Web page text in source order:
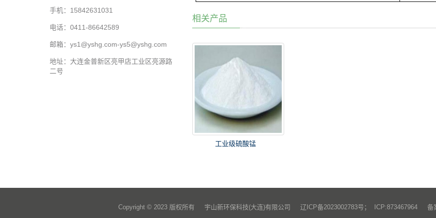
相关产品
工业级硫酸锰
手机：15842631031
电话：0411-86642589
邮箱：ys1@yshg.com-ys5@yshg.com
地址：大连金普新区亮甲店工业区亮源路
二号
Copyright © 2023 版权所有 宇山新环保科技(大连)有限公司 辽ICP备2023002783号； ICP:873467964 备